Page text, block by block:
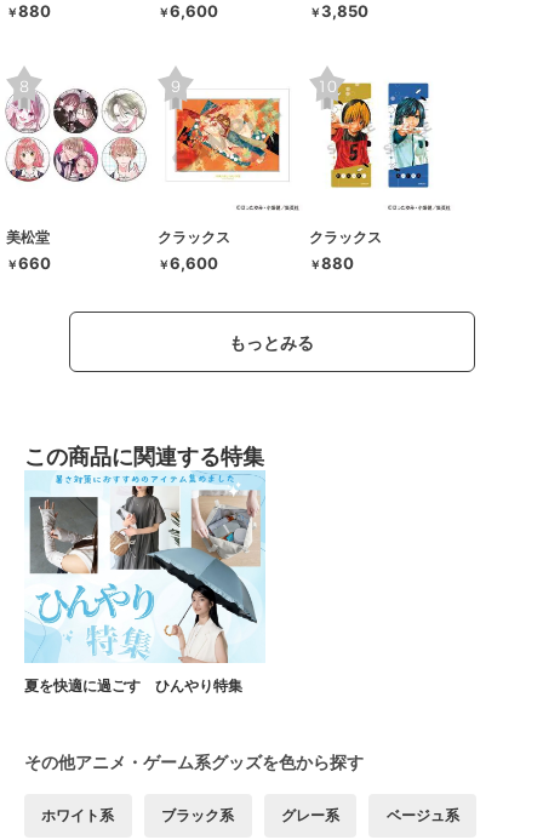
￥880 ￥6,600 ￥3,850
美松堂
￥660
クラックス
￥6,600
クラックス
￥880
もっとみる
この商品に関連する特集
夏を快適に過ごす ひんやり特集
その他アニメ・ゲーム系グッズを色から探す
ホワイト系 ブラック系 グレー系 ベージュ系